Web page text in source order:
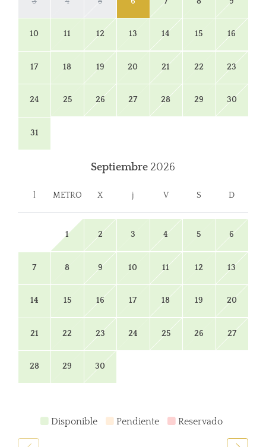
10 11 12 13 14 15 16
17 18 19 20 21 22 23
24 25 26 27 28 29 30
31
Septiembre 2026
l METRO X j V S D
1 2 3 4 5 6
7 8 9 10 11 12 13
14 15 16 17 18 19 20
21 22 23 24 25 26 27
28 29 30
Disponible Pendiente Reservado